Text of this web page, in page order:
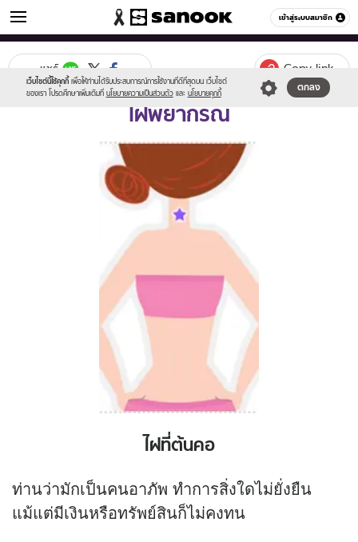
เข้าสู่ระบบสมาชิก
ดูดวง หมวดอื่นๆ
เว็บไซต์นี้ใช้คุกกี้ เพื่อให้ท่านได้รับประสบการณ์การใช้งานที่ดีที่สุดบน เว็บไซต์
ของเรา โปรดศึกษาเพิ่มเติมที่ นโยบายความเป็นส่วนตัว และ นโยบายคุกกี้
ตกลง
แชร์ Copy link
ไฝพยากรณ์
ไฝที่ต้นคอ
ท่านว่ามักเป็นคนอาภัพ ทำการสิ่งใดไม่ยั่งยืน
แม้แต่มีเงินหรือทรัพย์สินก็ไม่คงทน